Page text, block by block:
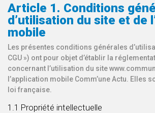
Article 1. Conditions
d’utilisation du site et de
mobile
Les présentes conditions générales
CGU ») ont pour objet d’établir la
concernant l’utilisation du site
l’application mobile Comm’une Actu. Elles
loi française.
1.1 Propriété intellectuelle